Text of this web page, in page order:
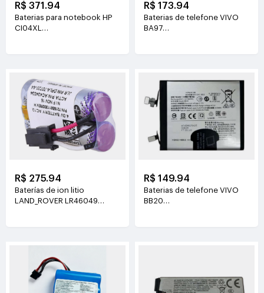
R$ 371.94
Baterias para notebook HP
CI04XL
R$ 173.94
Baterias de telefone VIVO
BA97
R$ 275.94
Baterías de ion litio
LAND_ROVER LR46049
R$ 149.94
Baterias de telefone VIVO
BB20